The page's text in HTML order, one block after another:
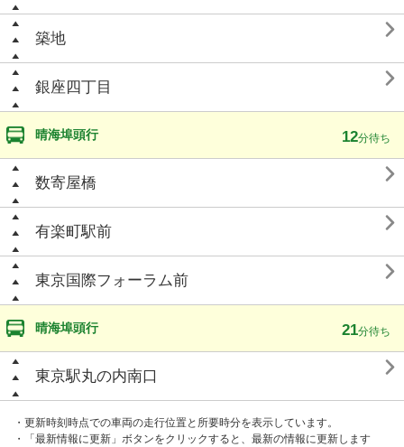
築地 
銀座四丁目 
晴海埠頭行 12分待ち
数寄屋橋 
有楽町駅前 
東京国際フォーラム前 
晴海埠頭行 21分待ち
東京駅丸の内南口 
・更新時刻時点での車両の走行位置と所要時分を表示しています。
・「最新情報に更新」ボタンをクリックすると、最新の情報に更新します